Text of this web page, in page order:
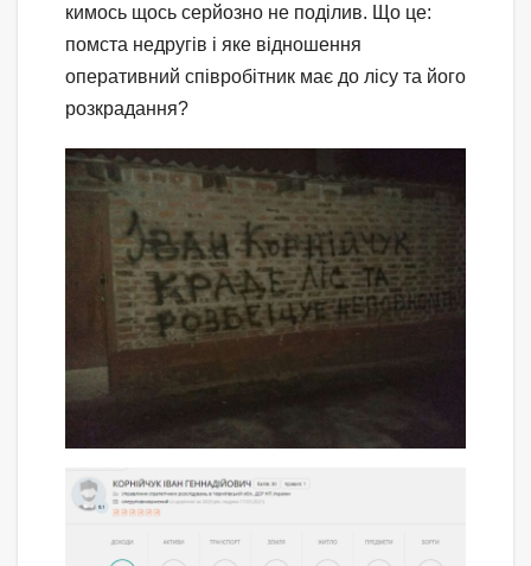
кимось щось серйозно не поділив. Що це:
помста недругів і яке відношення
оперативний співробітник має до лісу та його
розкрадання?